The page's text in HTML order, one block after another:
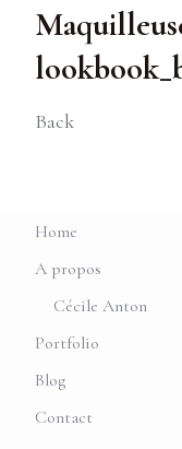
Back
Home
A propos
Cécile Anton
Portfolio
Blog
Contact